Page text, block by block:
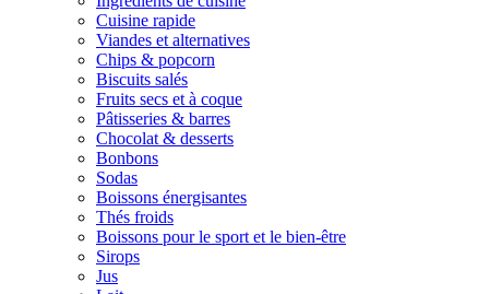
Cuisine rapide
Viandes et alternatives
Chips & popcorn
Biscuits salés
Fruits secs et à coque
Pâtisseries & barres
Chocolat & desserts
Bonbons
Sodas
Boissons énergisantes
Thés froids
Boissons pour le sport et le bien-être
Sirops
Jus